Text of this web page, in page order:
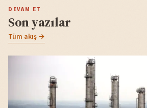
DEVAM ET
Son yazılar
Tüm akış →